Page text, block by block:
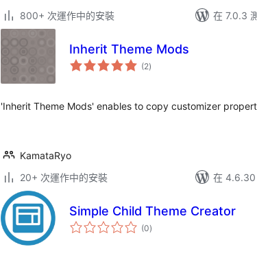
800+ 次運作中的安裝
在 7.0.3
Inherit Theme Mods
(2總
評)
'Inherit Theme Mods' enables to copy customizer
KamataRyo
20+ 次運作中的安裝
在 4.6.30
Simple Child Theme Creator
(0總
評)